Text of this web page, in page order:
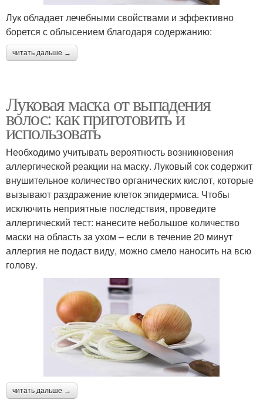
Лук обладает лечебными свойствами и эффективно
борется с облысением благодаря содержанию:
читать дальше →
Луковая маска от выпадения
волос: как приготовить и
использовать
Необходимо учитывать вероятность возникновения
аллергической реакции на маску. Луковый сок содержит
внушительное количество органических кислот, которые
вызывают раздражение клеток эпидермиса. Чтобы
исключить неприятные последствия, проведите
аллергический тест: нанесите небольшое количество
маски на область за ухом – если в течение 20 минут
аллергия не подаст виду, можно смело наносить на всю
голову.
читать дальше →